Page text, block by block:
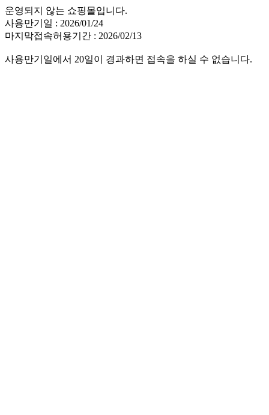
운영되지 않는 쇼핑몰입니다.
사용만기일 : 2026/01/24
마지막접속허용기간 : 2026/02/13
사용만기일에서 20일이 경과하면 접속을 하실 수 없습니다.